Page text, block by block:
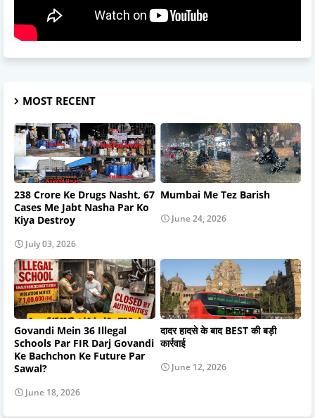
MOST RECENT
238 Crore Ke Drugs Nasht, 67
Cases Me Jabt Nasha Par Ko
Kiya Destroy
July 03, 2026
Mumbai Me Tez Barish
June 24, 2026
Govandi Mein 36 Illegal
Schools Par FIR Darj Govandi
Ke Bachchon Ke Future Par
Sawal?
June 18, 2026
दादर हादसे के बाद BEST की बड़ी
कार्रवाई
June 12, 2026